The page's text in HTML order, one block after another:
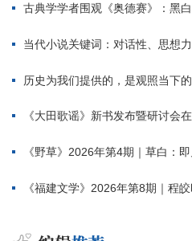
古典学学者围观《奥德赛》：黑白海
当代小说关键词：对话性、思想
历史为我们提供的，是观照当下的方
《大田歌谣》新书发布暨研讨会
《野草》2026年第4期｜草白：
《福建文学》2026年第8期｜程